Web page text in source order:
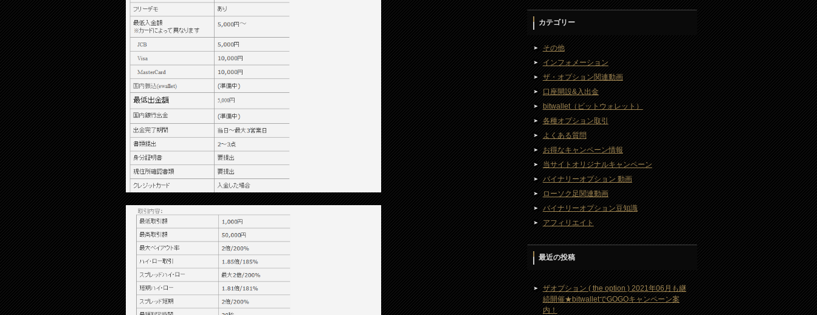
カテゴリー
その他
インフォメーション
ザ・オプション関連動画
口座開設&入出金
bitwallet（ビットウォレット）
各種オプション取引
よくある質問
お得なキャンペーン情報
当サイトオリジナルキャンペーン
バイナリーオプション 動画
ローソク足関連動画
バイナリーオプション豆知識
アフィリエイト
最近の投稿
ザオプション ( the option ) 2021年06月も継
続開催★bitwalletでGOGOキャンペーン案
内！